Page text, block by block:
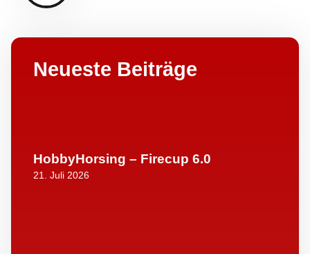
Neueste Beiträge
HobbyHorsing – Firecup 6.0
21. Juli 2026